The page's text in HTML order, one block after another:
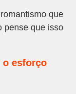
que
pense que isso
o esforço